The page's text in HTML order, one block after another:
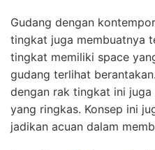
Gudang dengan
tingkat juga membuatnya
tingkat memiliki space
gudang terlihat
dengan rak tingkat ini
yang ringkas. Konsep ini
jadikan acuan dalam